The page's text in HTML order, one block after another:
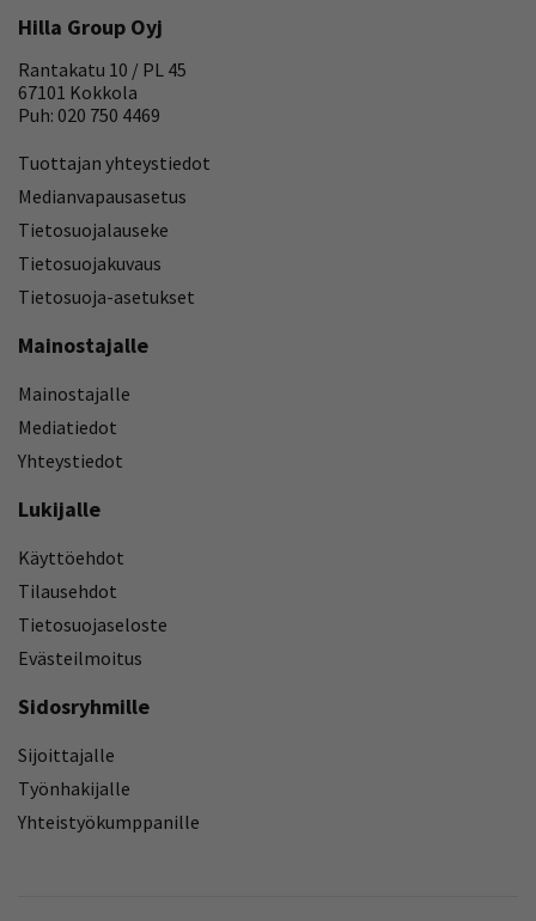
Hilla Group Oyj
Rantakatu 10 / PL 45
67101 Kokkola
Puh: 020 750 4469
Tuottajan yhteystiedot
Medianvapausasetus
Tietosuojalauseke
Tietosuojakuvaus
Tietosuoja-asetukset
Mainostajalle
Mainostajalle
Mediatiedot
Yhteystiedot
Lukijalle
Käyttöehdot
Tilausehdot
Tietosuojaseloste
Evästeilmoitus
Sidosryhmille
Sijoittajalle
Työnhakijalle
Yhteistyökumppanille